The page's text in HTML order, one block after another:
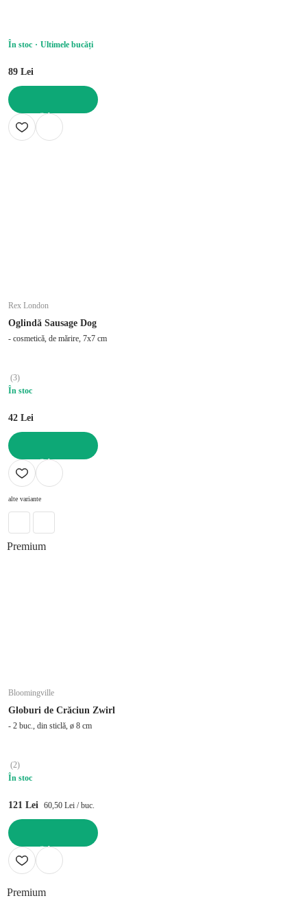
În stoc Ultimele bucăți
89 Lei
ADAUGĂ ÎN COȘ
Rex London
Oglindă Sausage Dog
- cosmetică, de mărire, 7x7 cm
(3)
În stoc
42 Lei
ADAUGĂ ÎN COȘ
alte variante
Premium
Bloomingville
Globuri de Crăciun Zwirl
- 2 buc., din sticlă, ø 8 cm
(2)
În stoc
121 Lei 60,50 Lei / buc.
ADAUGĂ ÎN COȘ
Premium